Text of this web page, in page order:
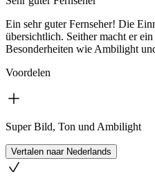
Ein sehr guter Fernseher! Die
übersichtlich. Seither macht er
Besonderheiten wie Ambilight
Voordelen
Super Bild, Ton und Ambilight
Vertalen naar Nederlands